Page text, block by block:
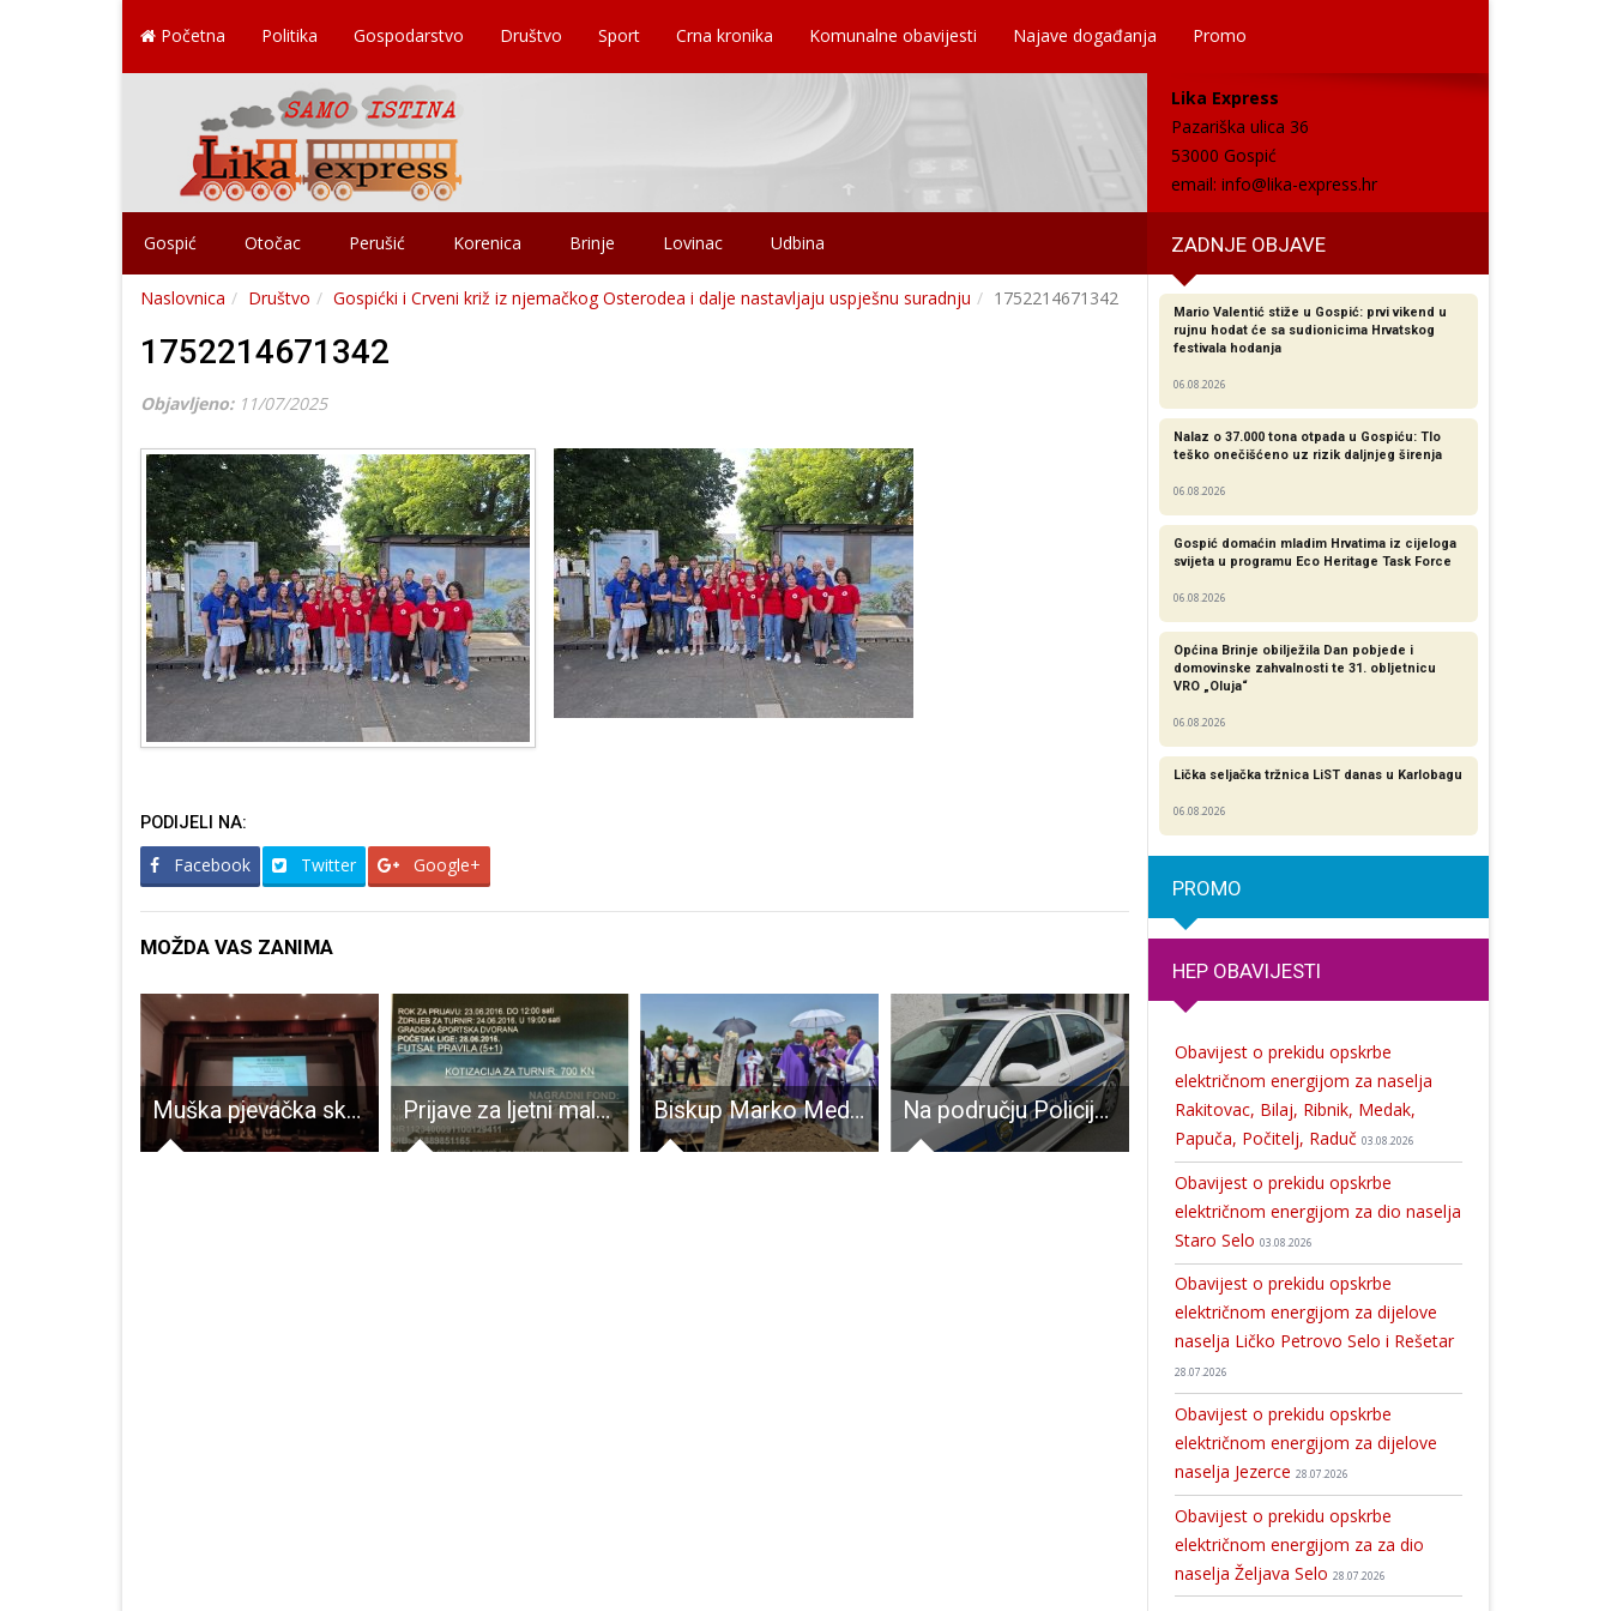
Početna Politika Gospodarstvo Društvo Sport Crna kronika Komunalne obavijesti Najave događanja Promo
Lika Express
Pazariška ulica 36
53000 Gospić
email: info@lika-express.hr
Gospić Otočac Perušić Korenica Brinje Lovinac Udbina ZADNJE OBJAVE
Naslovnica Društvo Gospićki i Crveni križ iz njemačkog Osterodea i dalje nastavljaju uspješnu suradnju 1752214671342
1752214671342
Objavljeno: 11/07/2025
PODIJELI NA:
Facebook Twitter Google+
MOŽDA VAS ZANIMA
Muška pjevačka skupina HKUD-a Široka Kula svojim nastupom zaslužila je predstavljanje na državnoj smotri malih vokalnih sastava Prijave za ljetni malonogometni turnir Biskup Marko Medo predvodio oproštaj od Ruže Miličević: „Majka ne daje samo stvari, majka daje sebe“ Na području Policijske uprave ličko-senjske tijekom proteklog vikenda evidentirane su četiri prometne nesreće Lička penjačka škola u PAK Annapurni
Mario Valentić stiže u Gospić: prvi vikend u
rujnu hodat će sa sudionicima Hrvatskog
festivala hodanja
06.08.2026
Nalaz o 37.000 tona otpada u Gospiću: Tlo
teško onečišćeno uz rizik daljnjeg širenja
06.08.2026
Gospić domaćin mladim Hrvatima iz cijeloga
svijeta u programu Eco Heritage Task Force
06.08.2026
Općina Brinje obilježila Dan pobjede i
domovinske zahvalnosti te 31. obljetnicu
VRO „Oluja“
06.08.2026
Lička seljačka tržnica LiST danas u Karlobagu
06.08.2026
PROMO
HEP OBAVIJESTI
Obavijest o prekidu opskrbe
električnom energijom za naselja
Rakitovac, Bilaj, Ribnik, Medak,
Papuča, Počitelj, Raduč 03.08.2026
Obavijest o prekidu opskrbe
električnom energijom za dio naselja
Staro Selo 03.08.2026
Obavijest o prekidu opskrbe
električnom energijom za dijelove
naselja Ličko Petrovo Selo i Rešetar
28.07.2026
Obavijest o prekidu opskrbe
električnom energijom za dijelove
naselja Jezerce 28.07.2026
Obavijest o prekidu opskrbe
električnom energijom za za dio
naselja Željava Selo 28.07.2026